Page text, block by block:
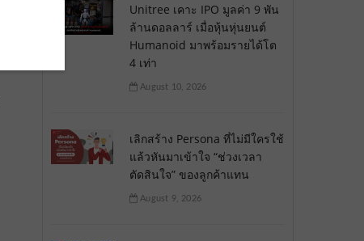
Unitree เคาะ IPO มูลค่า 9 พัน
ล้านดอลลาร์ เมื่อหุ้นหุ่นยนต์
Humanoid มาพร้อมรายได้โต
4 เท่า
August 10, 2026
เลิกสร้าง Persona ที่ไม่มีใครใช้
แล้วหันมาเข้าใจ “ช่วงเวลา
ตัดสินใจ” ของลูกค้าแทน
August 9, 2026